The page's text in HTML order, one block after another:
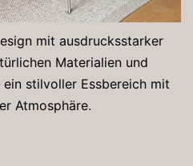
mit ausdrucksstarker
Materialien und
stilvoller Essbereich mit
Atmosphäre.